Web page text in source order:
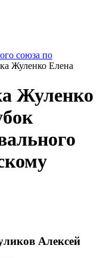
союза по
Жуленко Елена
Жуленко
Алексей